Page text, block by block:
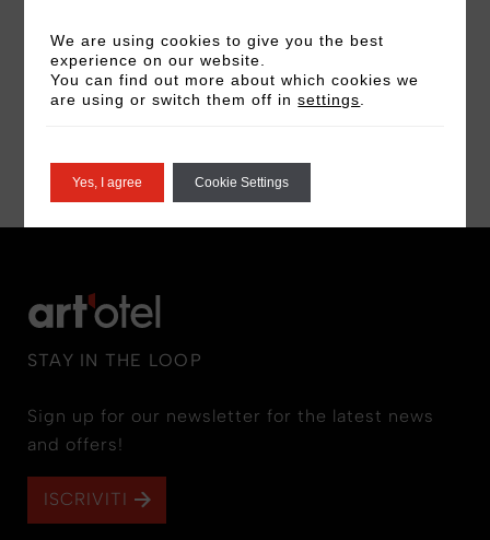
Continuate a leggere per scoprire le altre
categoria e i premiati!
STAY IN THE LOOP
Sign up for our newsletter for the latest news
and offers!
ISCRIVITI
We are using cookies to give you the best
experience on our website.
You can find out more about which cookies we
are using or switch them off insettings
Yes, I agree Cookie Settings